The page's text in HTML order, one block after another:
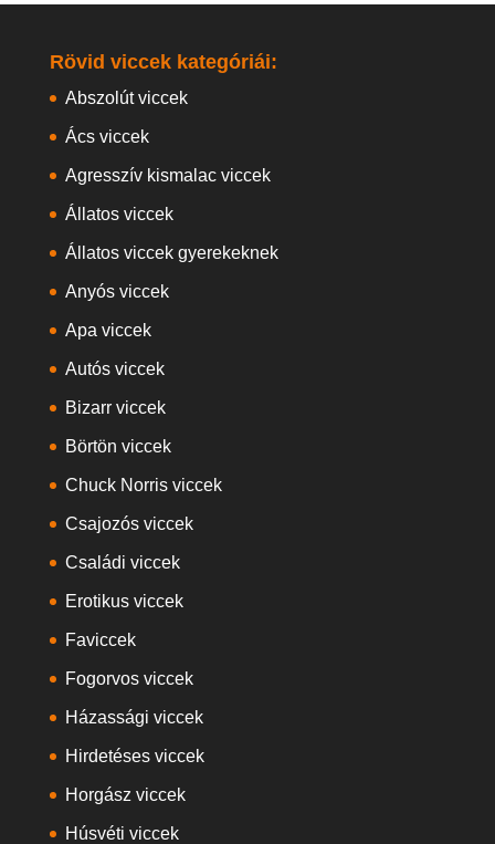
Rövid viccek kategóriái:
Abszolút viccek
Ács viccek
Agresszív kismalac viccek
Állatos viccek
Állatos viccek gyerekeknek
Anyós viccek
Apa viccek
Autós viccek
Bizarr viccek
Börtön viccek
Chuck Norris viccek
Csajozós viccek
Családi viccek
Erotikus viccek
Faviccek
Fogorvos viccek
Házassági viccek
Hirdetéses viccek
Horgász viccek
Húsvéti viccek